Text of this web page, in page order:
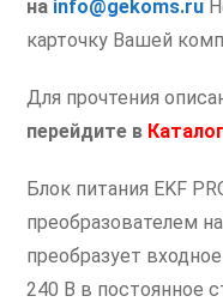
на info@gekoms.ru
карточку Вашей
Для прочтения
перейдите в Каталог
Блок питания EKF
преобразователем
преобразует
240 В в постоянное